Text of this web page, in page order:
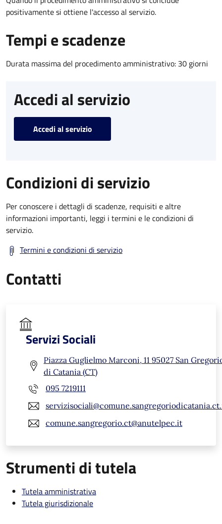
positivamente si ottiene l'accesso al servizio.
Tempi e scadenze
Durata massima del procedimento amministrativo: 30 giorni
Accedi al servizio
Accedi al servizio
Condizioni di servizio
Per conoscere i dettagli di scadenze, requisiti e altre
informazioni importanti, leggi i termini e le condizioni di
servizio.
Termini e condizioni di servizio
Contatti
Servizi Sociali
Piazza Guglielmo Marconi, 11 95027 San
di Catania (CT)
095 7219111
comune.sangregorio.ct@anutelpec.it
Strumenti di tutela
Tutela amministrativa
Tutela giurisdizionale